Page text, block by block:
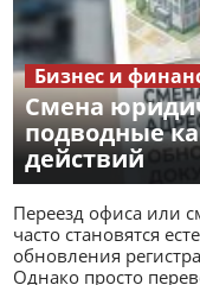
Смена
подводные
действий
Бизнес и
Переезд офиса или
часто становятся
обновления
Однако просто